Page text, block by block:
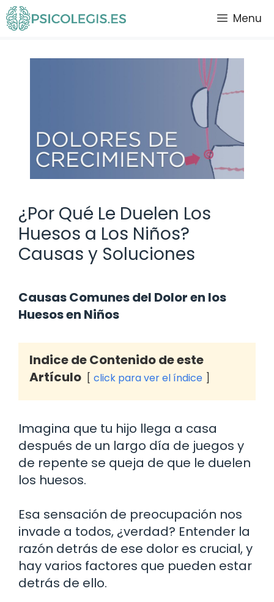
Saltar
al
Menu
¿Por Qué Le Duelen Los
Huesos a Los Niños?
Causas y Soluciones
Causas Comunes del Dolor en los
Huesos en Niños
Indice de Contenido de este
Artículo
click para ver el índice
Imagina que tu hijo llega a casa
después de un largo día de juegos y
de repente se queja de que le duelen
los huesos.
Esa sensación de preocupación nos
invade a todos, ¿verdad? Entender la
razón detrás de ese dolor es crucial, y
hay varios factores que pueden estar
detrás de ello.